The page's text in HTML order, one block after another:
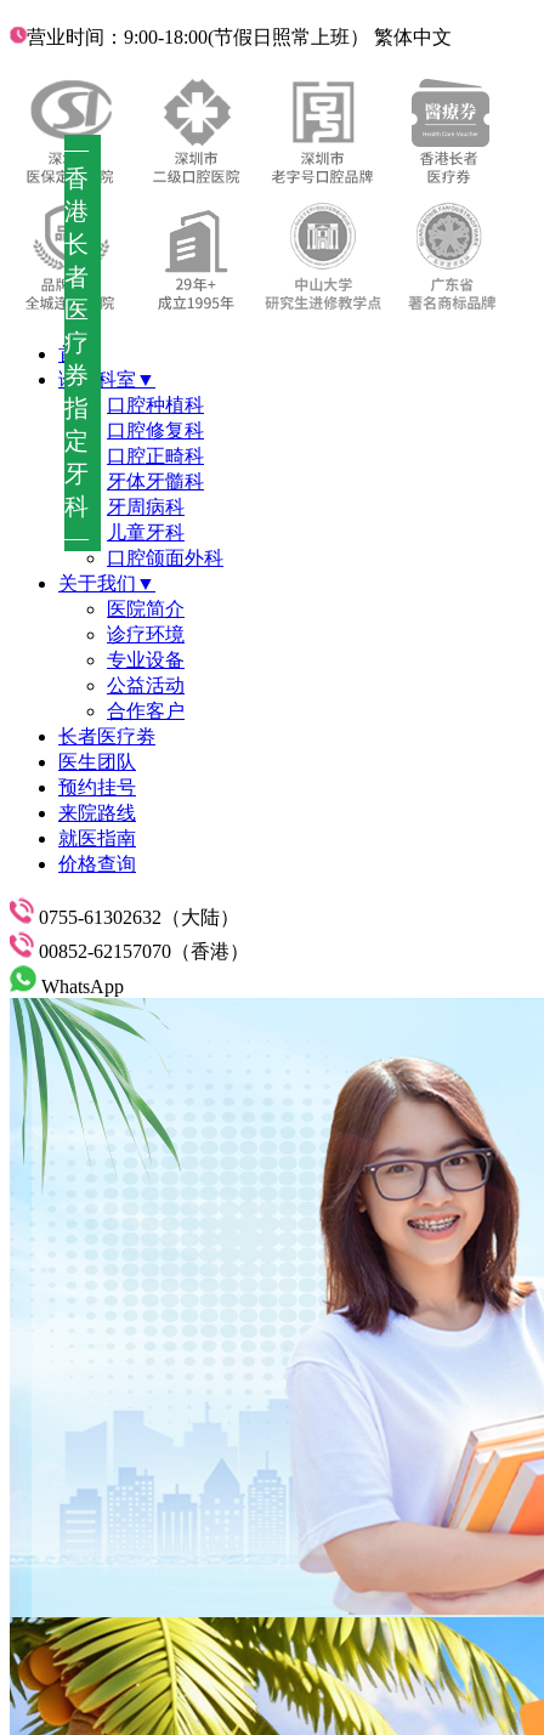
—
香
港
长
者
医
疗
券
指
定
牙
科
—
营业时间：9:00-18:00(节假日照常上班） 繁体中文
首页
诊疗科室▼
口腔种植科
口腔修复科
口腔正畸科
牙体牙髓科
牙周病科
儿童牙科
口腔颌面外科
关于我们▼
医院简介
诊疗环境
专业设备
公益活动
合作客户
长者医疗劵
医生团队
预约挂号
来院路线
就医指南
价格查询
0755-61302632（大陆）
00852-62157070（香港）
WhatsApp